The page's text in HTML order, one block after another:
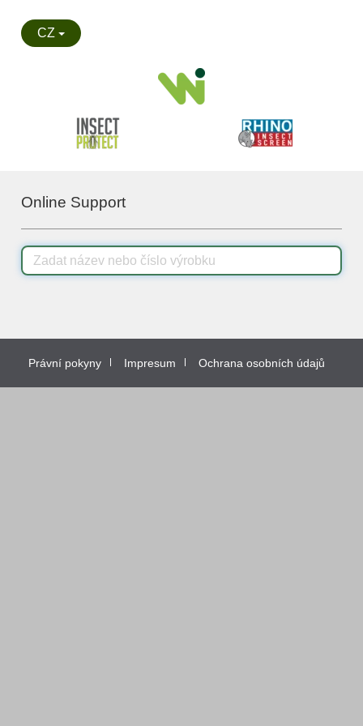
CZ
Online Support
Právní pokyny Impresum Ochrana osobních údajů